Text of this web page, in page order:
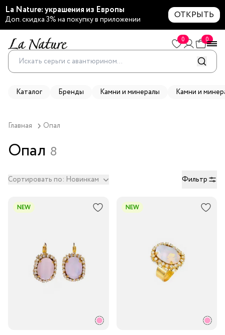
La Nature: украшения из Европы
Доп. скидка 3% на покупку в приложении ОТКРЫТЬ
0 0
Каталог Бренды Камни и минералы Камни и
Главная Опал
Опал 8
Сортировать по: Новинкам Фильтр
NEW NEW